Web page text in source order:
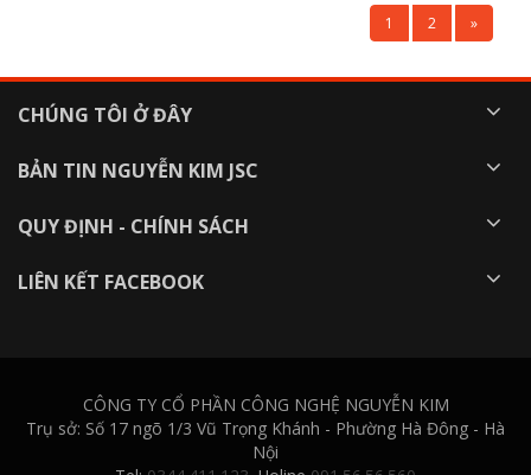
1 2 »
CHÚNG TÔI Ở ĐÂY
BẢN TIN NGUYỄN KIM JSC
QUY ĐỊNH - CHÍNH SÁCH
LIÊN KẾT FACEBOOK
CÔNG TY CỔ PHẦN CÔNG NGHỆ NGUYỄN KIM
Trụ sở: Số 17 ngõ 1/3 Vũ Trọng Khánh - Phường Hà Đông - Hà
Nội